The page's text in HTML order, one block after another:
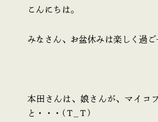
こんにちは。
みなさん、お盆休みは楽しく過ご
本田さんは、娘さんが、マイコ
と・・・(Ｔ_Ｔ)